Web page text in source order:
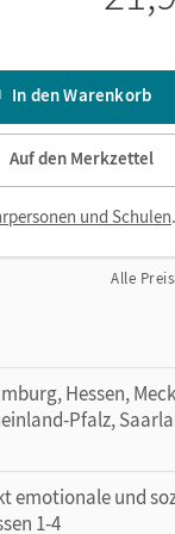
In den Warenkorb
Auf den Merkzettel
und Schulen.
Alle
Hessen,
Pfalz,
emotionale und
1-4